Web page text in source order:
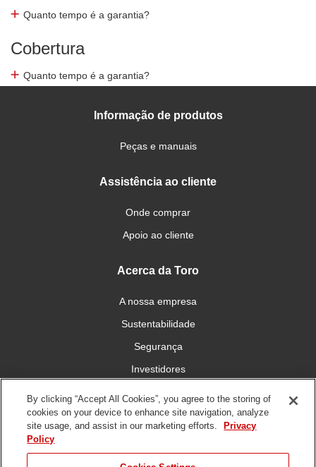
Quanto tempo é a garantia?
Cobertura
Quanto tempo é a garantia?
Informação de produtos
Peças e manuais
Assistência ao cliente
Onde comprar
Apoio ao cliente
Acerca da Toro
A nossa empresa
Sustentabilidade
Segurança
Investidores
Conecte-se connosco
By clicking “Accept All Cookies”, you agree to the storing of
cookies on your device to enhance site navigation, analyze
site usage, and assist in our marketing efforts.
Privacy
Policy